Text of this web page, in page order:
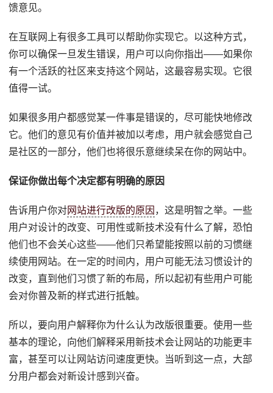
馈意见。
在互联网上有很多工具可以帮助你实现它。以这种方式，
你可以确保一旦发生错误，用户可以向你指出——如果你
有一个活跃的社区来支持这个网站，这最容易实现。它很
值得一试。
如果很多用户都感觉某一件事是错误的，尽可能快地修改
它。他们的意见有价值并被加以考虑，用户就会感觉自己
是社区的一部分，他们也将很乐意继续呆在你的网站中。
保证你做出每个决定都有明确的原因
告诉用户你对网站进行改版的原因 ，这是明智之举。一些
用户对设计的改变、可用性或新技术没有什么了解，恐怕
他们也不会关心这些——他们只希望能按照以前的习惯继
续使用网站。在一定的时间内，用户可能无法习惯设计的
改变，直到他们习惯了新的布局，所以起初有些用户可能
会对你普及新的样式进行抵触。
所以，要向用户解释你为什么认为改版很重要。使用一些
基本的理论，向他们解释采用新技术会让网站的功能更丰
富，甚至可以让网站访问速度更快。当听到这一点，大部
分用户都会对新设计感到兴奋。